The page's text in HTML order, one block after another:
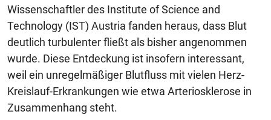
Wissenschaftler des Institute of Science and
Technology (IST) Austria fanden heraus, dass Blut
deutlich turbulenter fließt als bisher angenommen
wurde. Diese Entdeckung ist insofern interessant,
weil ein unregelmäßiger Blutfluss mit vielen Herz-
Kreislauf-Erkrankungen wie etwa Arteriosklerose in
Zusammenhang steht.